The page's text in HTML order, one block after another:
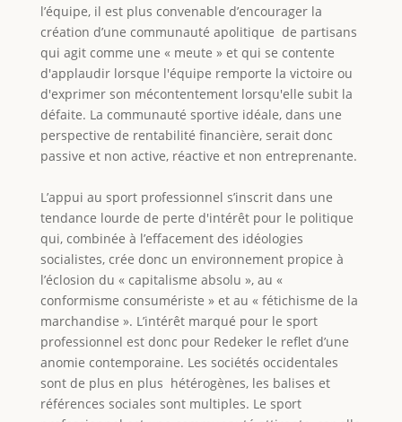
l’équipe, il est plus convenable d’encourager la
création d’une communauté apolitique de partisans
qui agit comme une « meute » et qui se contente
d'applaudir lorsque l'équipe remporte la victoire ou
d'exprimer son mécontentement lorsqu'elle subit la
défaite. La communauté sportive idéale, dans une
perspective de rentabilité financière, serait donc
passive et non active, réactive et non entreprenante.
L’appui au sport professionnel s’inscrit dans une
tendance lourde de perte d'intérêt pour le politique
qui, combinée à l’effacement des idéologies
socialistes, crée donc un environnement propice à
l’éclosion du « capitalisme absolu », au «
conformisme consumériste » et au « fétichisme de la
marchandise ». L’intérêt marqué pour le sport
professionnel est donc pour Redeker le reflet d’une
anomie contemporaine. Les sociétés occidentales
sont de plus en plus hétérogènes, les balises et
références sociales sont multiples. Le sport